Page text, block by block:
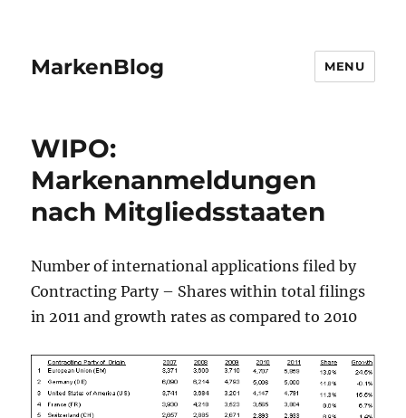
MarkenBlog MENU
WIPO:
Markenanmeldungen
nach Mitgliedsstaaten
Number of international applications filed by
Contracting Party – Shares within total filings
in 2011 and growth rates as compared to 2010